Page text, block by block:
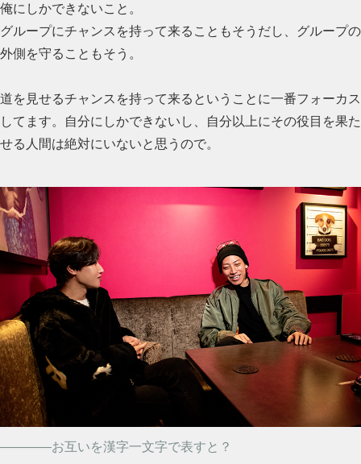
俺にしかできないこと。
グループにチャンスを持って来ることもそうだし、グループの
外側を守ることもそう。
道を見せるチャンスを持って来るということに一番フォーカス
してます。自分にしかできないし、自分以上にその役目を果た
せる人間は絶対にいないと思うので。
――――お互いを漢字一文字で表すと？